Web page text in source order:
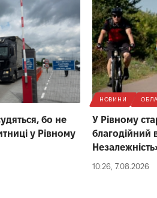
бо не
у Рівному
НОВИНИ
У Рівному
благодійний
10:26, 7.08.2026